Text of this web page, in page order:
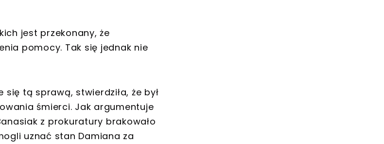
jest przekonany, że
pomocy. Tak się jednak nie
tą sprawą, stwierdziła, że był
śmierci. Jak argumentuje
z prokuratury brakowało
uznać stan Damiana za